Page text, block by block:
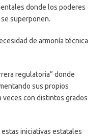
donde los poderes
superponen.
de armonía técnica
regulatoria” donde
sus propios
veces con distintos grados
estas iniciativas estatales